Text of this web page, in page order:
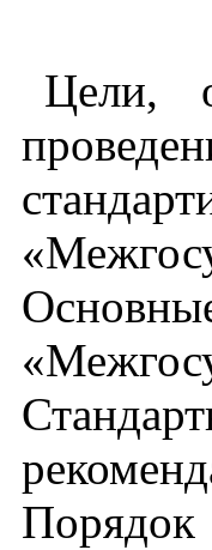
Цели,
Порядок